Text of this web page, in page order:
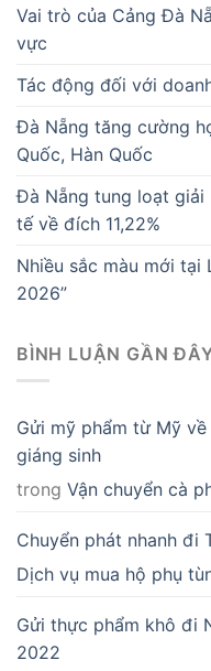
Vai trò của Cảng Đà
vực
Tác động đối với
Đà Nẵng tăng cường
Quốc, Hàn Quốc
Đà Nẵng tung loạt giải
tế về đích 11,22%
Nhiều sắc màu mới tại
2026”
BÌNH LUẬN GẦN
Gửi mỹ phẩm từ Mỹ
giáng sinh
trong Vận chuyển cà
Chuyển phát nhanh đi
Dịch vụ mua hộ phụ
Gửi thực phẩm khô đi
2022